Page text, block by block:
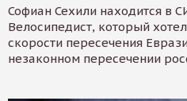
Софиан Сехили находится в
Велосипедист, который
скорости пересечения
незаконном пересечении